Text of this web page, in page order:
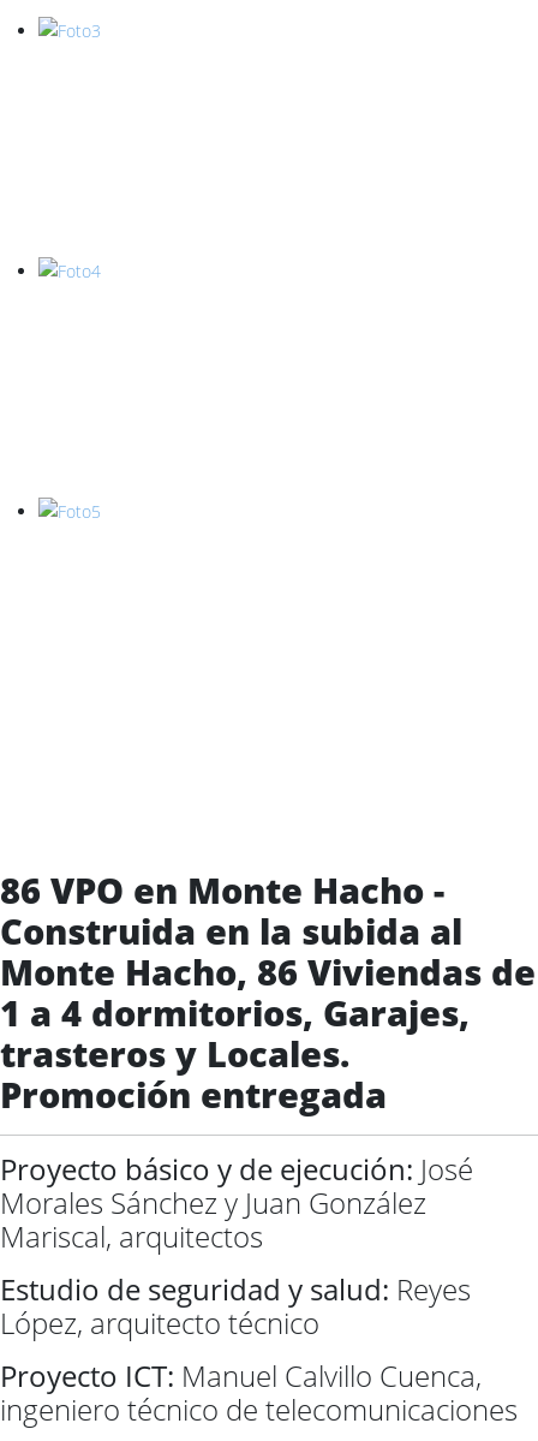
86 VPO en Monte Hacho -
Construida en la subida al
Monte Hacho, 86 Viviendas de
1 a 4 dormitorios, Garajes,
trasteros y Locales.
Promoción entregada
Proyecto básico y de ejecución: José
Morales Sánchez y Juan González
Mariscal, arquitectos
Estudio de seguridad y salud: Reyes
López, arquitecto técnico
Proyecto ICT: Manuel Calvillo Cuenca,
ingeniero técnico de telecomunicaciones